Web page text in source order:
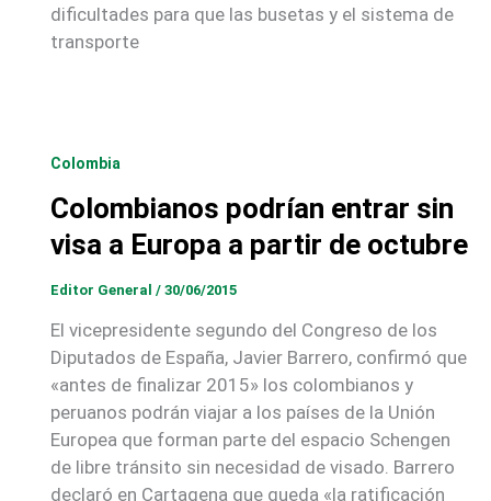
dificultades para que las busetas y el sistema de
transporte
Colombia
Colombianos podrían entrar sin
visa a Europa a partir de octubre
Editor General / 30/06/2015
El vicepresidente segundo del Congreso de los
Diputados de España, Javier Barrero, confirmó que
«antes de finalizar 2015» los colombianos y
peruanos podrán viajar a los países de la Unión
Europea que forman parte del espacio Schengen
de libre tránsito sin necesidad de visado. Barrero
declaró en Cartagena que queda «la ratificación